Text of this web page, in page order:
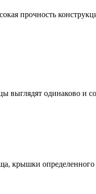
прочность
выглядят одинаково и
крышки определенного